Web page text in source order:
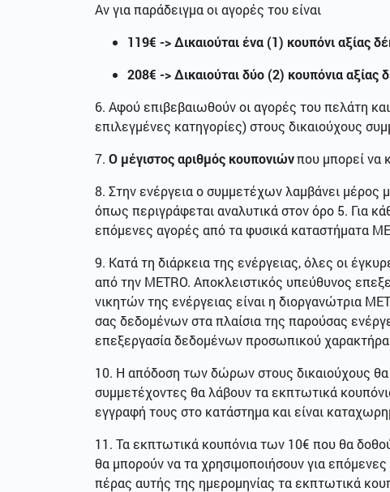
Αν για παράδειγμα οι αγορές του είναι
119€ -> Δικαιούται ένα (1) κουπόνι αξίας
208€ -> Δικαιούται δύο (2) κουπόνια
6. Αφού επιβεβαιωθούν οι αγορές του πελάτη
επιλεγμένες κατηγορίες) στους δικαιούχους
7. Ο μέγιστος αριθμός κουπονιώνπου μπορεί να
8. Στην ενέργεια ο συμμετέχων λαμβάνει μέρος
όπως περιγράφεται αναλυτικά στον όρο 5. Για
επόμενες αγορές από τα φυσικά καταστήματα
9. Κατά τη διάρκεια της ενέργειας, όλες οι
από την ΜΕΤRΟ. Αποκλειστικός υπεύθυνος
νικητών της ενέργειας είναι η διοργανώτρια
σας δεδομένων στα πλαίσια της παρούσας
επεξεργασία δεδομένων προσωπικού
10. Η απόδοση των δώρων στους δικαιούχους θα
συμμετέχοντες θα λάβουν τα εκπτωτικά
εγγραφή τους στο κατάστημα και είναι
11. Τα εκπτωτικά κουπόνια των 10€ που θα
θα μπορούν να τα χρησιμοποιήσουν για
πέρας αυτής της ημερομηνίας τα εκπτωτικά